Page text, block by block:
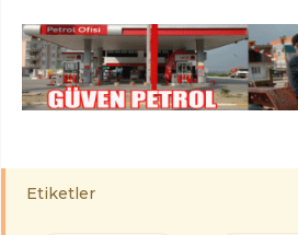
Etiketler